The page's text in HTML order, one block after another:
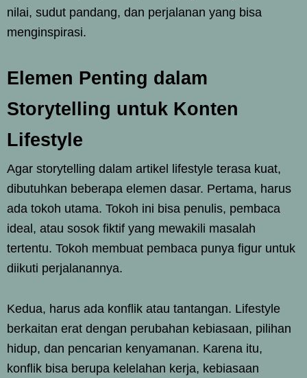
nilai, sudut pandang, dan perjalanan yang bisa
menginspirasi.
Elemen Penting dalam
Storytelling untuk Konten
Lifestyle
Agar storytelling dalam artikel lifestyle terasa kuat,
dibutuhkan beberapa elemen dasar. Pertama, harus
ada tokoh utama. Tokoh ini bisa penulis, pembaca
ideal, atau sosok fiktif yang mewakili masalah
tertentu. Tokoh membuat pembaca punya figur untuk
diikuti perjalanannya.
Kedua, harus ada konflik atau tantangan. Lifestyle
berkaitan erat dengan perubahan kebiasaan, pilihan
hidup, dan pencarian kenyamanan. Karena itu,
konflik bisa berupa kelelahan kerja, kebiasaan